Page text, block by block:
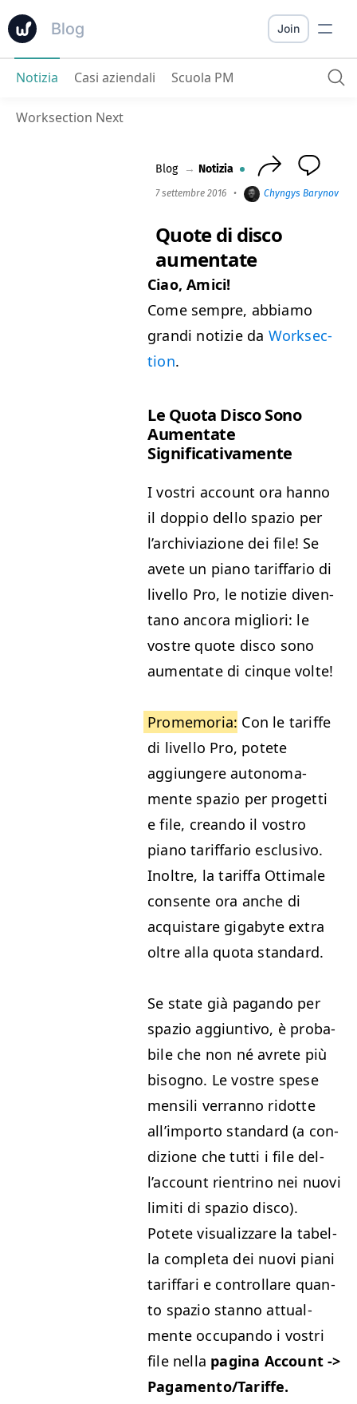
Blog
Quote di disco aumentate
Join
Notizia Casi aziendali Scuola PM
Worksection Next
Blog → Notizia
7 settembre 2016 • Chyngys Barynov
Quote di disco
aumentate
Ciao, Ami­ci!
Come sem­pre, abbi­amo
gran­di notizie da Work­sec­
tion.
Le Quo­ta Dis­co Sono
Aumen­tate
Significativamente
I vostri account ora han­no
il doppio del­lo spazio per
l’archivi­azione dei file! Se
avete un piano tar­if­fario di
liv­el­lo Pro, le notizie diven­
tano anco­ra migliori: le
vostre quote dis­co sono
aumen­tate di cinque volte!
Promemo­ria: Con le tar­iffe
di liv­el­lo Pro, potete
aggiun­gere autono­ma­
mente spazio per prog­et­ti
e file, cre­an­do il vostro
piano tar­if­fario esclu­si­vo.
Inoltre, la tar­if­fa Otti­male
con­sente ora anche di
acquistare giga­byte extra
oltre alla quo­ta standard.
Se state già pagan­do per
spazio aggiun­ti­vo, è prob­a­
bile che non né avrete più
bisog­no. Le vostre spese
men­sili ver­ran­no ridotte
all’im­por­to stan­dard (a con­
dizione che tut­ti i file del­
l’ac­count rien­tri­no nei nuovi
lim­i­ti di spazio disco).
Potete visu­al­iz­zare la tabel­
la com­ple­ta dei nuovi piani
tar­if­fari e con­trol­lare quan­
to spazio stan­no attual­
mente occu­pan­do i vostri
file nel­la pag­i­na Account ->
Pagamento/Tariffe.